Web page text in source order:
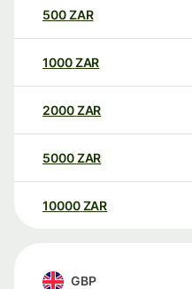
500ZAR
1000ZAR
2000ZAR
5000ZAR
10000 ZAR
GBP